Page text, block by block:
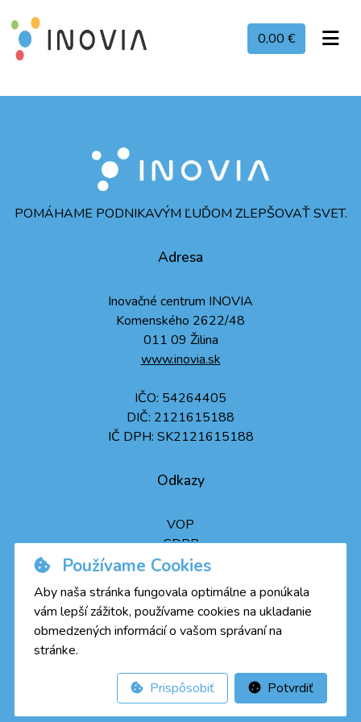
0,00 €
POMÁHAME PODNIKAVÝM ĽUĎOM ZLEPŠOVAŤ SVET.
Adresa
Inovačné centrum INOVIA
Komenského 2622/48
011 09 Žilina
www.inovia.sk
IČO: 54264405
DIČ: 2121615188
IČ DPH: SK2121615188
Odkazy
VOP
GDPR
Používame Cookies
Aby naša stránka fungovala optimálne a ponúkala
vám lepší zážitok, používame cookies na ukladanie
obmedzených informácií o vašom správaní na
stránke.
Prispôsobiť Potvrdiť